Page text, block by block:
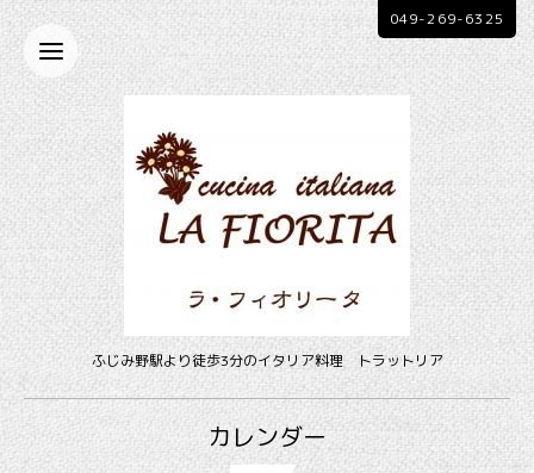
ふじみ野駅より徒歩3分のイタリア料理 トラットリア
049-269-6325
カレンダー